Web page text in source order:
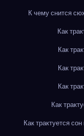
К чему снится
Как
Как
Как
Как
Как
Как трактуется